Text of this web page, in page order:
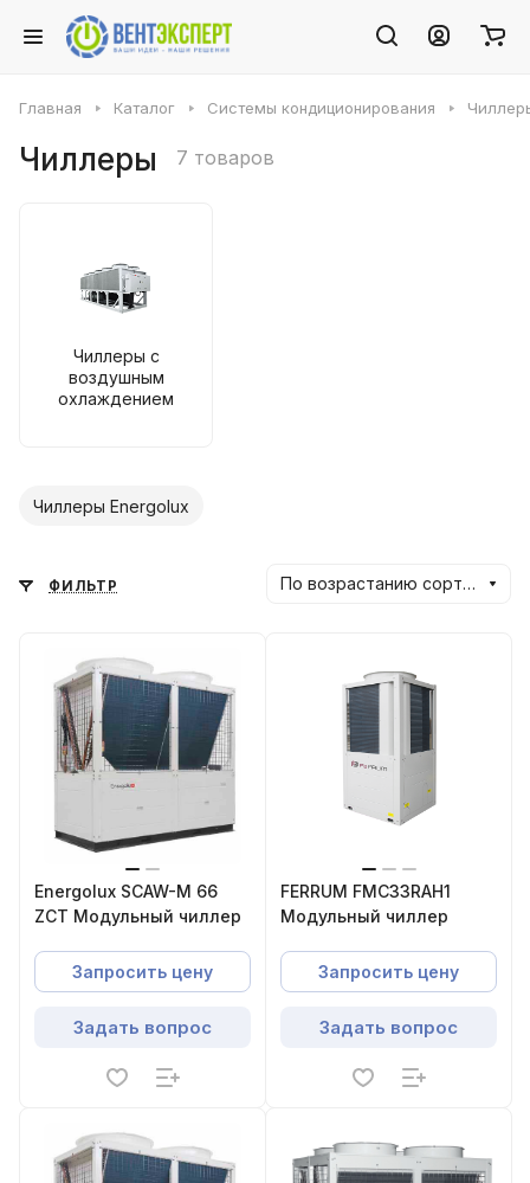
Главная Каталог Системы кондиционирования
Чиллеры 7 товаров
Чиллеры с
воздушным
охлаждением
Чиллеры Energolux
ФИЛЬТР По возрастанию сортировки
Energolux SCAW-M 66
ZCT Модульный чиллер
Запросить цену
Задать вопрос
FERRUM FMC33RAH1
Модульный чиллер
Запросить цену
Задать вопрос